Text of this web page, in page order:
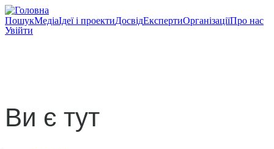
ПошукМедіаІдеї і проектиДосвідЕкспертиОрганізаціїПро нас
Увійти
Ви є тут